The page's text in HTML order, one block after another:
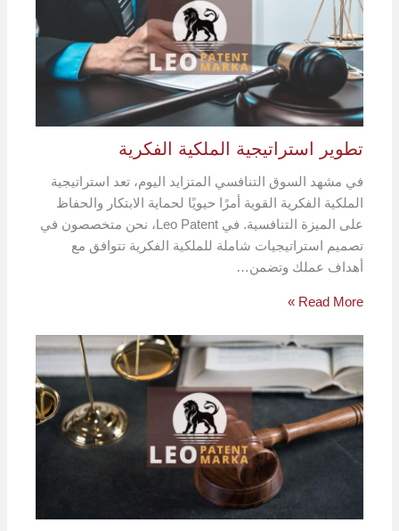
تطوير استراتيجية الملكية الفكرية
في مشهد السوق التنافسي المتزايد اليوم، تعد استراتيجية
الملكية الفكرية القوية أمرًا حيويًا لحماية الابتكار والحفاظ
على الميزة التنافسية. في Leo Patent، نحن متخصصون في
تصميم استراتيجيات شاملة للملكية الفكرية تتوافق مع
أهداف عملك وتضمن…
Read More »